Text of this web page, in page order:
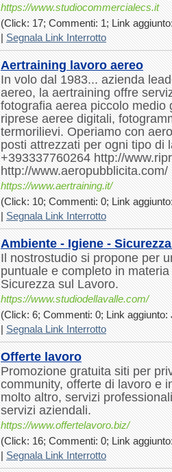
https://www.studiocommercialecs.it
(Click: 17; Commenti: 1; Link
|Segnala Link Interrotto
Aertraining lavoro aereo
In volo dal 1983... azienda
aereo, la aertraining offre
fotografia aerea piccolo medio
riprese aeree digitali,
termorilievi. Operiamo con
posti attrezzati per ogni tipo di
+393337760264 http://
http://www.aeropubblicita.com/
https://www.aertraining.it/
(Click: 10; Commenti: 0; Link
|Segnala Link Interrotto
Ambiente - Igiene -
Il nostrostudio si propone per
puntuale e completo in
Sicurezza sul Lavoro.
https://www.studiodellavalle.com/
(Click: 6; Commenti: 0; Link aggiunto:
|Segnala Link Interrotto
Offerte lavoro
Promozione gratuita siti per
community, offerte di lavoro e
molto altro, servizi
servizi aziendali.
https://www.offertelavoro.biz/
(Click: 16; Commenti: 0; Link
|Segnala Link Interrotto